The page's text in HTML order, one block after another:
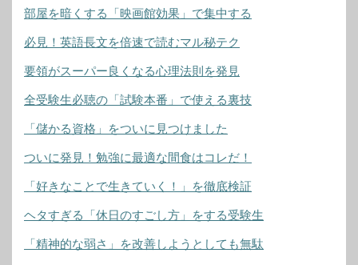
部屋を暗くする「映画館効果」で集中する
必見！英語長文を倍速で読むマル秘テク
要領がスーパー良くなる心理法則を発見
全受験生必聴の「試験本番」で使える裏技
「儲かる資格」をついに見つけました
ついに発見！勉強に最適な間食はコレだ！
「好きなことで生きていく！」を徹底検証
ヘタすぎる「休日のすごし方」をする受験生
「精神的な弱さ」を改善しようとしても無駄